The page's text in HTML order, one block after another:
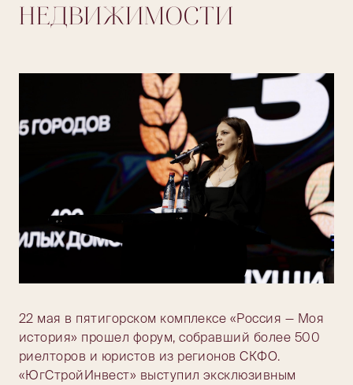
НЕДВИЖИМОСТИ
22 мая в пятигорском комплексе «Россия — Моя
история» прошел форум, собравший более 500
риелторов и юристов из регионов СКФО.
«ЮгСтройИнвест» выступил эксклюзивным